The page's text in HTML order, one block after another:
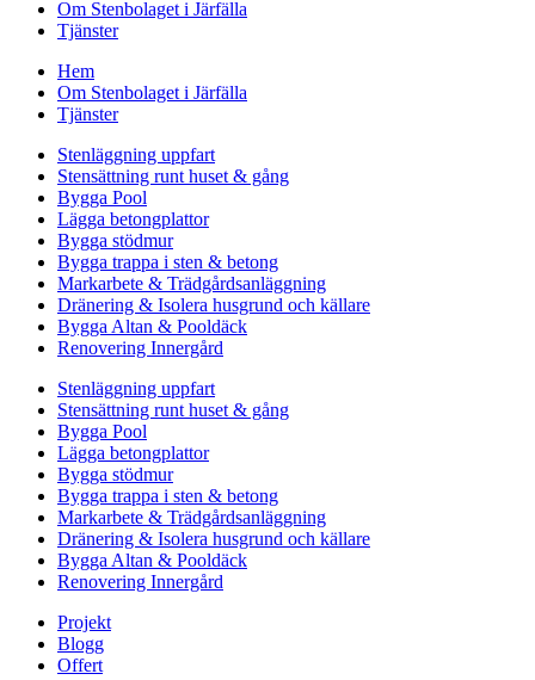
Om Stenbolaget i Järfälla
Tjänster
Hem
Om Stenbolaget i Järfälla
Tjänster
Stenläggning uppfart
Stensättning runt huset & gång
Bygga Pool
Lägga betongplattor
Bygga stödmur
Bygga trappa i sten & betong
Markarbete & Trädgårdsanläggning
Dränering & Isolera husgrund och källare
Bygga Altan & Pooldäck
Renovering Innergård
Stenläggning uppfart
Stensättning runt huset & gång
Bygga Pool
Lägga betongplattor
Bygga stödmur
Bygga trappa i sten & betong
Markarbete & Trädgårdsanläggning
Dränering & Isolera husgrund och källare
Bygga Altan & Pooldäck
Renovering Innergård
Projekt
Blogg
Offert